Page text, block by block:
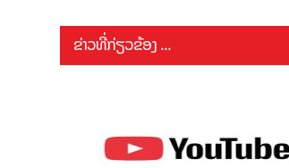
ຂ່າວທີ່ກ່ຽວຂ້ອງ ...